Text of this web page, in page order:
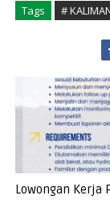
Tags #
Lowongan Kerja